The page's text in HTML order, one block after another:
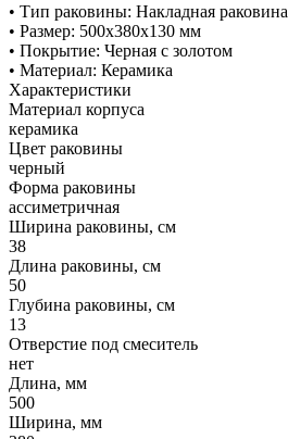
• Тип раковины: Накладная раковина
• Размер: 500х380х130 мм
• Покрытие: Черная с золотом
• Материал: Керамика
Характеристики
Материал корпуса
керамика
Цвет раковины
черный
Форма раковины
ассиметричная
Ширина раковины, см
38
Длина раковины, см
50
Глубина раковины, см
13
Отверстие под смеситель
нет
Длина, мм
500
Ширина, мм